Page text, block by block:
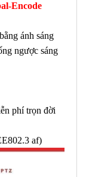
Encode
ánh sáng
ngược sáng
phí trọn đời
af)